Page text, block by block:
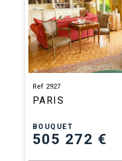
Ref 2927
PARIS
BOUQUET
505 272 €